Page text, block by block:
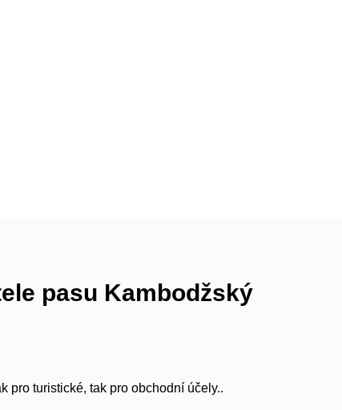
pasu Kambodžský
pro turistické, tak pro obchodní účely..